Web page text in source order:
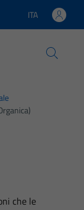
Lingua attiva:
ITA
che le